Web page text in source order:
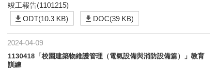
竣工報告(1101215)
ODT(10.3 KB)
DOC(39 KB)
2024-04-09
1130418「校園建築物維護管理（電氣設備與消防設備篇）」教育
訓練